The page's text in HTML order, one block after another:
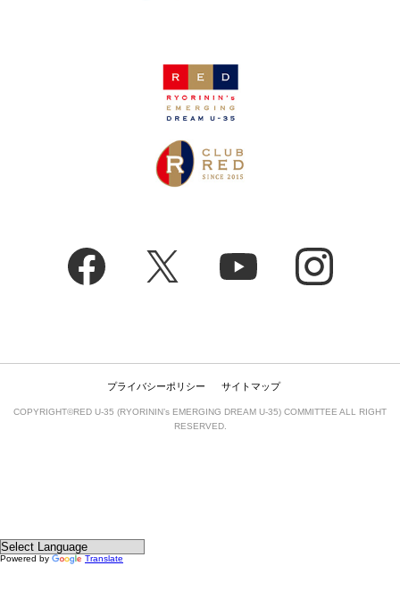
プライバシーポリシー サイトマップ
COPYRIGHT©RED U-35 (RYORININ’s EMERGING DREAM U-35) COMMITTEE ALL RIGHT
RESERVED.
Powered by Translate